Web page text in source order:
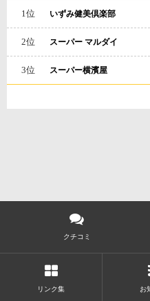
1位 いずみ健美倶楽部
2位 スーパー マルダイ
3位 スーパー横濱屋
クチコミ
リンク集 お